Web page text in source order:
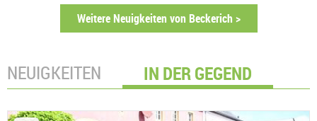
Weitere Neuigkeiten von Beckerich >
NEUIGKEITEN IN DER GEGEND